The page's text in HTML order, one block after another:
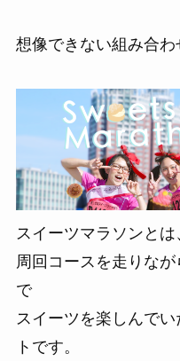
想像できない組み合わ
スイーツマラソンとは、
周回コースを走りな
で
スイーツを楽しんで
トです。